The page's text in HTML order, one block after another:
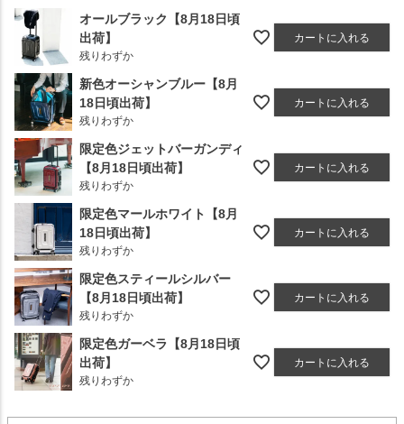
オールブラック【8月18日頃
出荷】
残りわずか
カートに入れる
新色オーシャンブルー【8月
18日頃出荷】
残りわずか
カートに入れる
限定色ジェットバーガンディ
【8月18日頃出荷】
残りわずか
カートに入れる
限定色マールホワイト【8月
18日頃出荷】
残りわずか
カートに入れる
限定色スティールシルバー
【8月18日頃出荷】
残りわずか
カートに入れる
限定色ガーベラ【8月18日頃
出荷】
残りわずか
カートに入れる